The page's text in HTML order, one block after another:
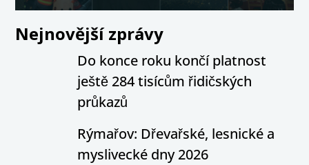
Nejnovější zprávy
Do konce roku končí platnost
ještě 284 tisícům řidičských
průkazů
Rýmařov: Dřevařské, lesnické a
myslivecké dny 2026